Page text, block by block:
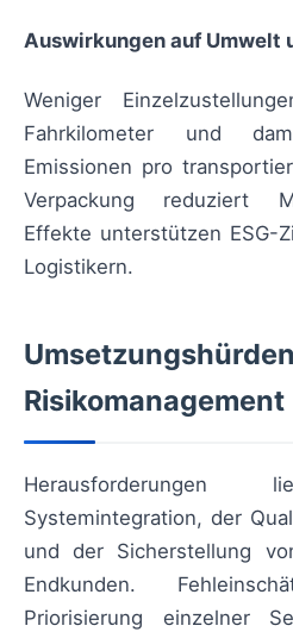
Auswirkungen auf Umwelt
Weniger
Fahrkilometer und
Emissionen pro
Verpackung reduziert
Effekte unterstützen ESG-
Logistikern.
Risikomanagement
Systemintegration, der
und der Sicherstellung
Endkunden.
Priorisierung einzelner